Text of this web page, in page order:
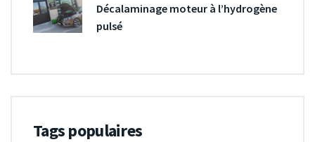
Décalaminage moteur à l’hydrogène
pulsé
Tags populaires